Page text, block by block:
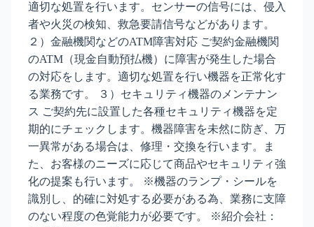
適切な処置を行います。センサーの信号には、侵入
者や火災の検知、救急要請信号などがあります。
２）金融機関などのATM障害対応 ご契約金融機関
のATM（現金自動預払機）に障害が発生した場合
の対応をします。適切な処置を行い機器を正常化す
る業務です。 ３）セキュリティ機器のメンテナン
ス ご契約先に設置した各種セキュリティ機器を定
期的にチェックします。機器障害を未然に防ぎ、万
一異常がある場合は、修理・交換を行います。ま
た、お客様のニーズに応じて商品やセキュリティ強
化の提案も行います。 ※機器のランプ・シールを
識別し、的確に対処する必要がある為、業務に支障
のない程度の色覚能力が必要です。 ※紹介会社：